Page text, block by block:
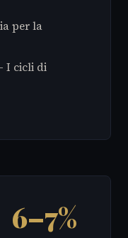
per la
I cicli di
6–7%